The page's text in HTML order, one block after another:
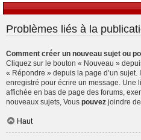
Problèmes liés à la
Comment créer un nouveau sujet ou
Cliquez sur le bouton « Nouveau »
« Répondre » depuis la page d’un sujet.
enregistré pour écrire un message. Une
affichée en bas de page des forums,
nouveaux sujets, Vous pouvez joindre
Haut